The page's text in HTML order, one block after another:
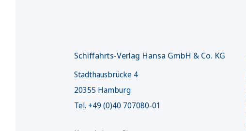
Schiffahrts-Verlag Hansa GmbH & Co. KG
Stadthausbrücke 4
20355 Hamburg
Tel. +49 (0)40 707080-01